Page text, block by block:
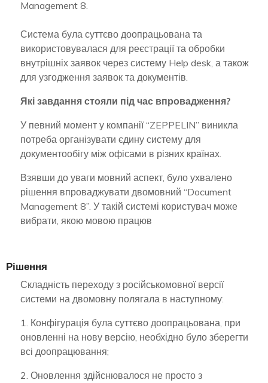
Management 8.
Система була суттєво доопрацьована та
використовувалася для реєстрації та обробки
внутрішніх заявок через систему Help desk, а також
для узгодження заявок та документів.
Які завдання стояли під час впровадження?
У певний момент у компанії “ZEPPELIN” виникла
потреба організувати єдину систему для
документообігу між офісами в різних країнах.
Взявши до уваги мовний аспект, було ухвалено
рішення впроваджувати двомовний “Document
Management 8”. У такій системі користувач може
вибрати, якою мовою працюв
Рішення
Складність переходу з російськомовної версії
системи на двомовну полягала в наступному:
1. Конфігурація була суттєво доопрацьована, при
оновленні на нову версію, необхідно було зберегти
всі доопрацювання;
2. Оновлення здійснювалося не просто з